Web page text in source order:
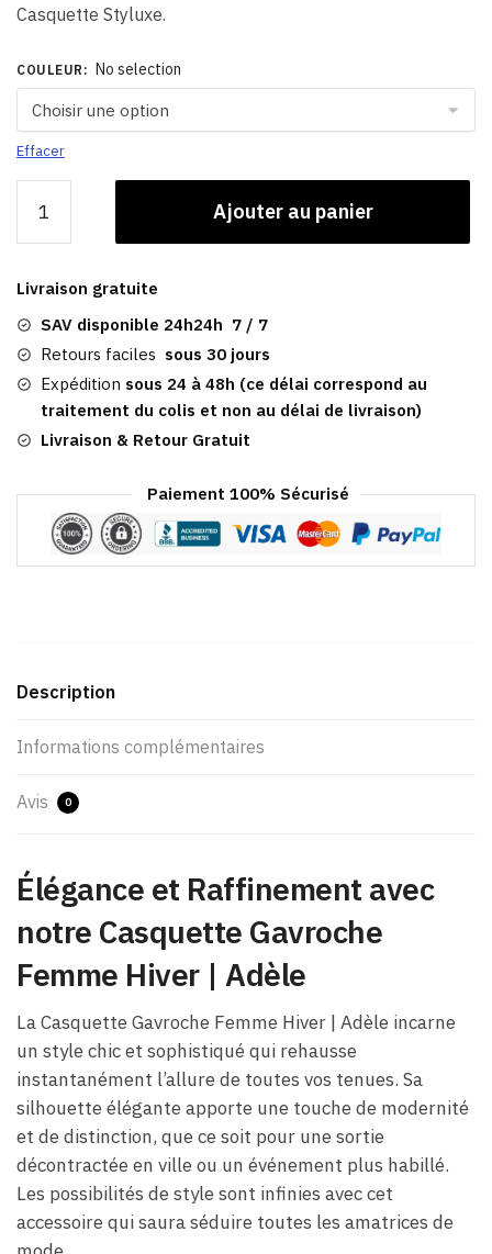
Casquette Styluxe.
COULEUR : No selection
Effacer
Casquette
Femme
Hiver​
|
Adèle
Ajouter au panier
Livraison gratuite
SAV disponible 24h24h 7 / 7
Retours faciles sous 30 jours
Expédition sous 24 à 48h (ce délai correspond au
traitement du colis et non au délai de livraison)
Livraison & Retour Gratuit
Paiement 100% Sécurisé
Description
Informations complémentaires
Avis 0
Élégance et Raffinement avec
notre Casquette Gavroche
Femme Hiver​ | Adèle
La Casquette Gavroche Femme Hiver​ | Adèle incarne
un style chic et sophistiqué qui rehausse
instantanément l’allure de toutes vos tenues. Sa
silhouette élégante apporte une touche de modernité
et de distinction, que ce soit pour une sortie
décontractée en ville ou un événement plus habillé.
Les possibilités de style sont infinies avec cet
accessoire qui saura séduire toutes les amatrices de